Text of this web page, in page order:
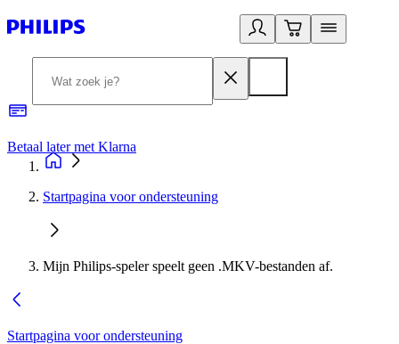
Betaal later met Klarna
Startpagina voor ondersteuning
Mijn Philips-speler speelt geen .MKV-bestanden af.
Startpagina voor ondersteuning